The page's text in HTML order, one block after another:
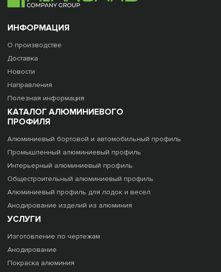
ИНФОРМАЦИЯ
О производстве
Доставка
Новости
Направления
Полезная информация
КАТАЛОГ АЛЮМИНИЕВОГО
ПРОФИЛЯ
Алюминиевый бортовой и автомобильный профиль
Промышленный алюминиевый профиль
Интерьерный алюминиевый профиль
Общестроительный алюминиевый профиль
Алюминиевый профиль для лодок и весел
Анодирование изделий из алюминия
УСЛУГИ
Изготовление по чертежам
Анодирование
Покраска алюминия